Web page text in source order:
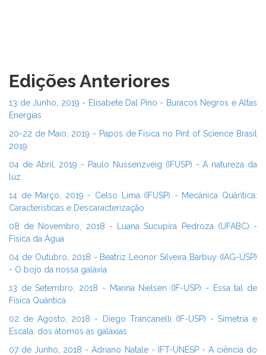
Edições Anteriores
13 de Junho, 2019 - Elisabete Dal Pino - Buracos Negros e Altas
Energias
20-22 de Maio, 2019 - Papos de Física no Pint of Science Brasil
2019
04 de Abril, 2019 - Paulo Nussenzveig (IFUSP) - A natureza da
luz
14 de Março, 2019 - Celso Lima (IFUSP) - Mecânica Quântica:
Características e Descaracterização
08 de Novembro, 2018 - Luana Sucupira Pedroza (UFABC) -
Física da Água
04 de Outubro, 2018 - Beatriz Leonor Silveira Barbuy (IAG-USP)
- O bojo da nossa galáxia
13 de Setembro, 2018 - Marina Nielsen (IF-USP) - Essa tal de
Física Quântica
02 de Agosto, 2018 - Diego Trancanelli (IF-USP) - Simetria e
Escala: dos átomos às galáxias
07 de Junho, 2018 - Adriano Natale - IFT-UNESP - A ciência do